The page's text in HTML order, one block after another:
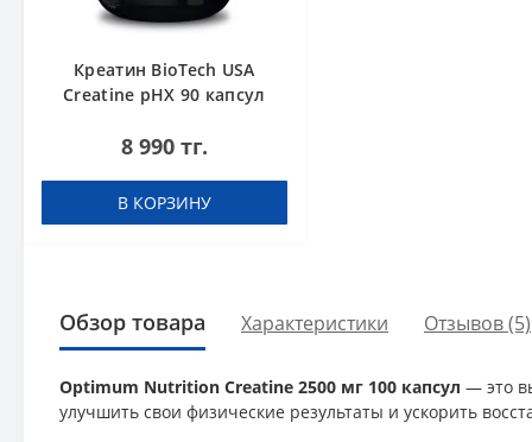
Креатин BioTech USA
Creatine pHX 90 капсул
8 990 тг.
В КОРЗИНУ
Обзор товара Характеристики Отзывов (5)
Optimum Nutrition Creatine 2500 мг 100 капсул — это
улучшить свои физические результаты и ускорить